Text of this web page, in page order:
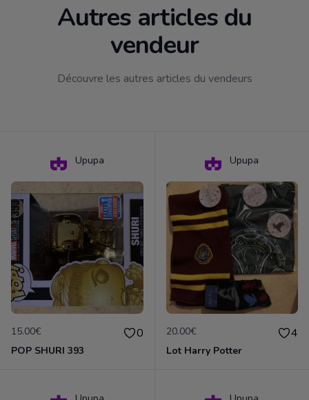
Autres articles du
vendeur
Découvre les autres articles du vendeurs
Upupa
15.00€ 0
POP SHURI 393
Upupa
20.00€ 4
Lot Harry Potter